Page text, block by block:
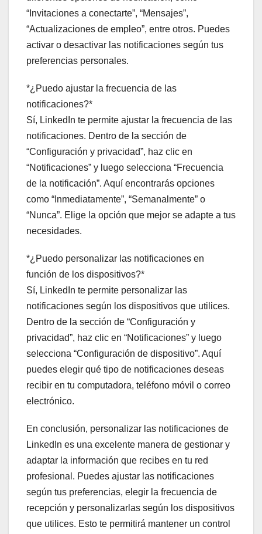
“Invitaciones a conectarte”, “Mensajes”,
“Actualizaciones de empleo”, entre otros. Puedes
activar o desactivar las notificaciones según tus
preferencias personales.
*¿Puedo ajustar la frecuencia de las
notificaciones?*
Sí, LinkedIn te permite ajustar la frecuencia de las
notificaciones. Dentro de la sección de
“Configuración y privacidad”, haz clic en
“Notificaciones” y luego selecciona “Frecuencia
de la notificación”. Aquí encontrarás opciones
como “Inmediatamente”, “Semanalmente” o
“Nunca”. Elige la opción que mejor se adapte a tus
necesidades.
*¿Puedo personalizar las notificaciones en
función de los dispositivos?*
Sí, LinkedIn te permite personalizar las
notificaciones según los dispositivos que utilices.
Dentro de la sección de “Configuración y
privacidad”, haz clic en “Notificaciones” y luego
selecciona “Configuración de dispositivo”. Aquí
puedes elegir qué tipo de notificaciones deseas
recibir en tu computadora, teléfono móvil o correo
electrónico.
En conclusión, personalizar las notificaciones de
LinkedIn es una excelente manera de gestionar y
adaptar la información que recibes en tu red
profesional. Puedes ajustar las notificaciones
según tus preferencias, elegir la frecuencia de
recepción y personalizarlas según los dispositivos
que utilices. Esto te permitirá mantener un control